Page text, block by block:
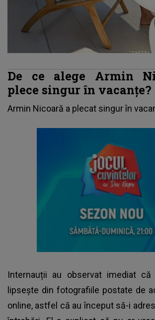
De ce alege Armin
plece singur în vacanțe?
Armin Nicoară a plecat singur în
Internauții au observat imediat
lipsește din fotografiile postate de
online, astfel că au început să-i